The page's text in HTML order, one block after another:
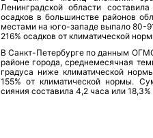
Ленинградской области
осадков в большинстве районов
местами на юго-западе выпало 80-
216% осадков от климатической
В Санкт-Петербурге по данным
районе города, среднемесячная
градуса ниже климатической
155% от климатической нормы.
сияния составила 4,2 часа или